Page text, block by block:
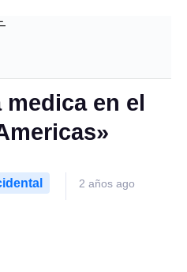
Occidental
el «Sector Las Americas»
en el
2 años ago